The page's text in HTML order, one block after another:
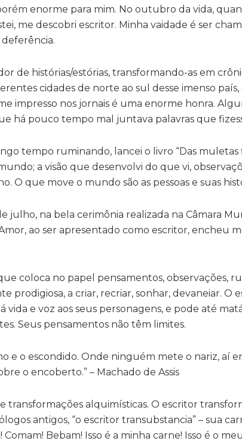
enorme para mim. No outubro da vida,
me descobri escritor. Minha vaidade é ser
de histórias/estórias, transformando-as em
cidades de norte ao sul desse imenso
impresso nos jornais é uma enorme honra.
há pouco tempo mal juntava palavras que
tempo ruminando, lancei o livro “Das muletas
a visão que desenvolvi do que vi,
O que move o mundo são as pessoas e suas
julho, na bela cerimônia realizada na Câmara
ao ser apresentado como escritor, encheu
coloca no papel pensamentos, observações,
prodigiosa, a criar, recriar, sonhar, devaneiar.
vida e voz aos seus personagens, e pode até
Seus pensamentos não têm limites.
e o escondido. Onde ninguém mete o nariz, aí
o encoberto.” – Machado de Assis
transformações alquimísticas. O escritor
antigos, “o escritor transubstancia” – sua
Comam! Bebam! Isso é a minha carne! Isso é o